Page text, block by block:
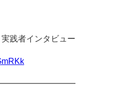
実践者インタビュー